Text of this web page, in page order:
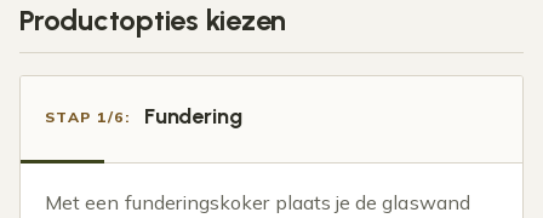
Productopties kiezen
STAP 1/6: Fundering
Met een funderingskoker plaats je de glaswand